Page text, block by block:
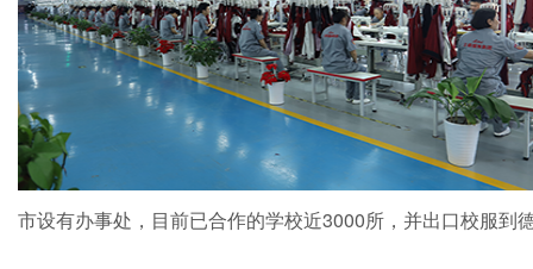
市设有办事处，目前已合作的学校近3000所，并出口校服到